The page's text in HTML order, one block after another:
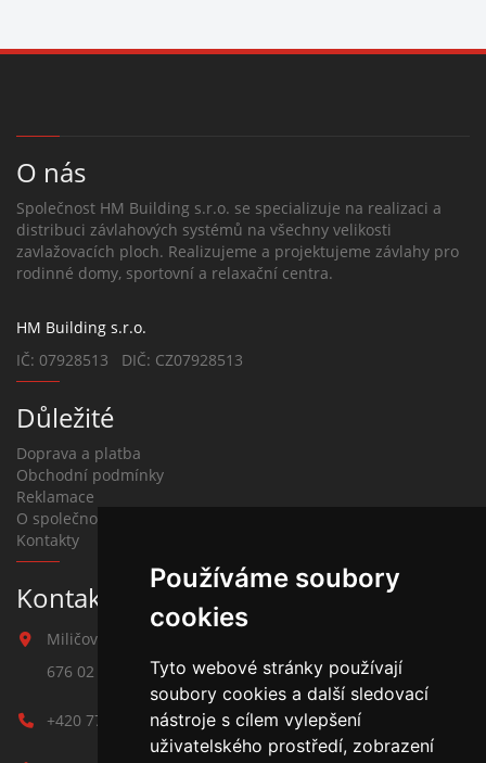
Používáme soubory
cookies
Tyto webové stránky používají
soubory cookies a další sledovací
nástroje s cílem vylepšení
uživatelského prostředí, zobrazení
O nás
Společnost HM Building s.r.o. se specializuje na realizaci a
distribuci závlahových systémů na všechny velikosti
zavlažovacích ploch. Realizujeme a projektujeme závlahy pro
rodinné domy, sportovní a relaxační centra.
HM Building s.r.o.
IČ: 07928513 DIČ: CZ07928513
Důležité
Doprava a platba
Obchodní podmínky
Reklamace
O společnosti
Kontakty
Kontakt na závlahy
Miličova 541
676 02 Moravské Budějovice
+420 777 780 938